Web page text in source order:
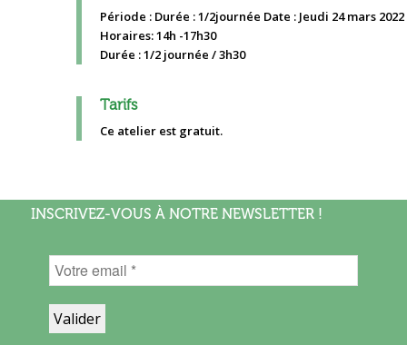
Période : Durée : 1/2journée Date : Jeudi 24 mars 2022
Horaires: 14h -17h30
Durée : 1/2 journée / 3h30
Tarifs
Ce atelier est gratuit.
INSCRIVEZ-VOUS À NOTRE NEWSLETTER !